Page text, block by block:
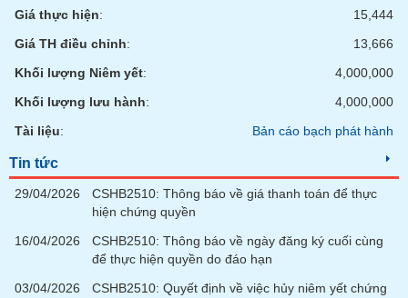
Giá thực hiện:
15,444
Giá TH điều chỉnh:
13,666
Khối lượng Niêm yết:
4,000,000
Khối lượng lưu hành:
4,000,000
Tài liệu: Bản cáo bạch phát hành
Tin tức
29/04/2026
CSHB2510: Thông báo về giá thanh toán để thực
hiện chứng quyền
16/04/2026
CSHB2510: Thông báo về ngày đăng ký cuối cùng
để thực hiện quyền do đáo hạn
03/04/2026
CSHB2510: Quyết định về việc hủy niêm yết chứng